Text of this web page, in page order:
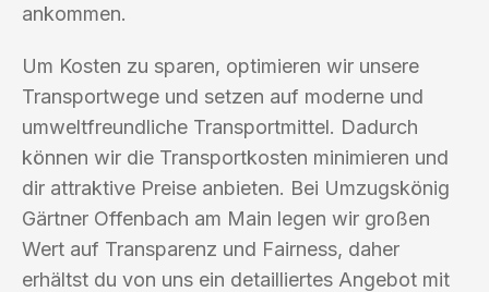
ankommen.
Um Kosten zu sparen, optimieren wir unsere
Transportwege und setzen auf moderne und
umweltfreundliche Transportmittel. Dadurch
können wir die Transportkosten minimieren und
dir attraktive Preise anbieten. Bei Umzugskönig
Gärtner Offenbach am Main legen wir großen
Wert auf Transparenz und Fairness, daher
erhältst du von uns ein detailliertes Angebot mit